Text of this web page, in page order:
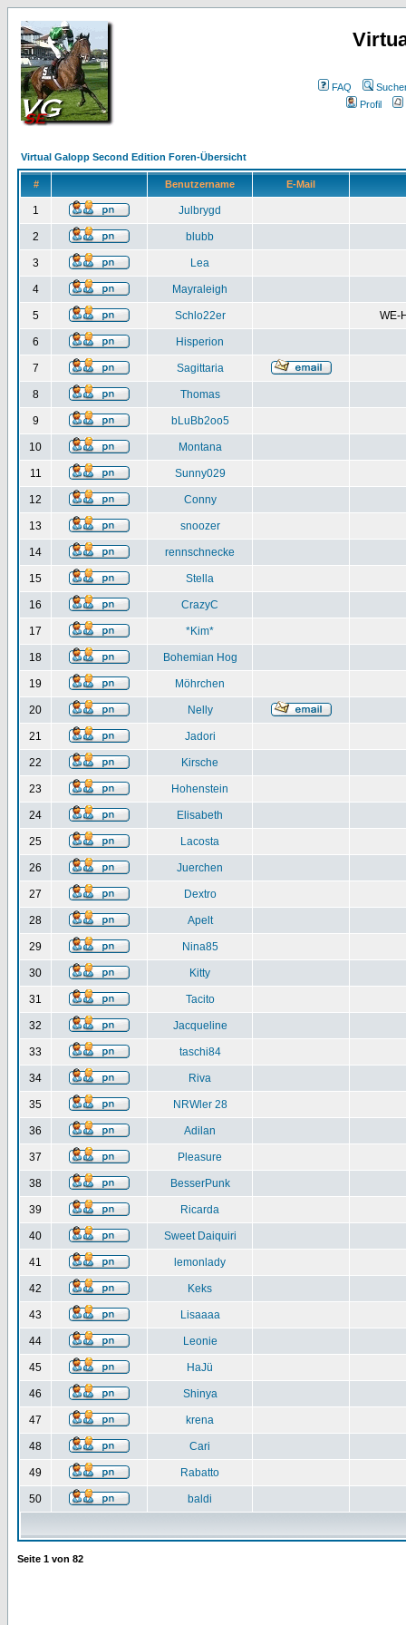
FAQ
Profil
Virtual Galopp Second Edition Foren-Übersicht
# Benutzername E-Mail
1 Julbrygd
2 blubb
3 Lea
4 Mayraleigh
5 Schlo22er WE-
6 Hisperion
7 Sagittaria
8 Thomas
9 bLuBb2oo5
10 Montana
11 Sunny029
12 Conny
13 snoozer
14 rennschnecke
15 Stella
16 CrazyC
17 *Kim*
18 Bohemian Hog
19 Möhrchen
20 Nelly
21 Jadori
22 Kirsche
23 Hohenstein
24 Elisabeth
25 Lacosta
26 Juerchen
27 Dextro
28 Apelt
29 Nina85
30 Kitty
31 Tacito
32 Jacqueline
33 taschi84
34 Riva
35 NRWler 28
36 Adilan
37 Pleasure
38 BesserPunk
39 Ricarda
40 Sweet Daiquiri
41 lemonlady
42 Keks
43 Lisaaaa
44 Leonie
45 HaJü
46 Shinya
47 krena
48 Cari
49 Rabatto
50 baldi
Seite 1 von 82